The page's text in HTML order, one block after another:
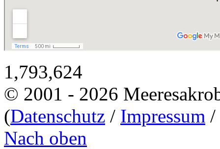
1,793,624
© 2001 - 2026
(Datenschutz / Impressum /
Nach oben